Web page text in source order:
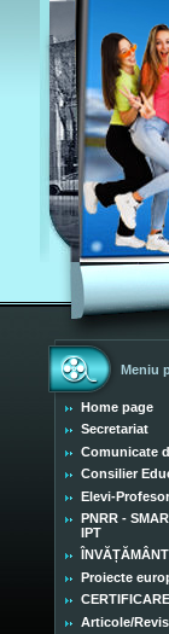
Meniu
Home page
Secretariat
Comunicate
Consilier
Elevi-
PNRR -
IPT
Proiecte
Articole/